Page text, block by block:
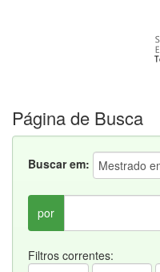
Página de Busca
Buscar em:
por
Filtros correntes: